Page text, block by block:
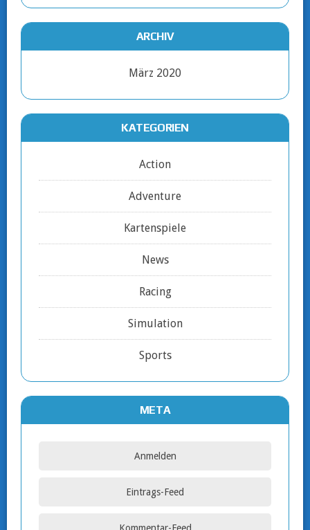
ARCHIV
März 2020
KATEGORIEN
Action
Adventure
Kartenspiele
News
Racing
Simulation
Sports
META
Anmelden
Eintrags-Feed